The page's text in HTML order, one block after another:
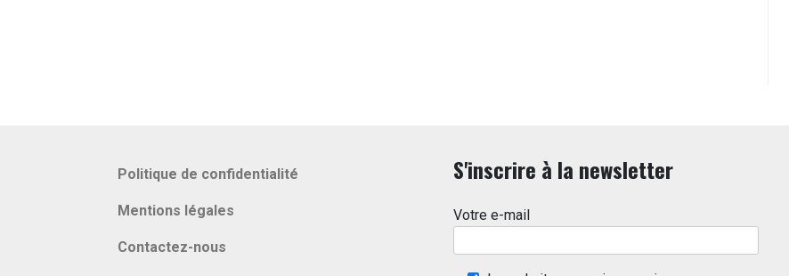
Politique de confidentialité
Mentions légales
Contactez-nous
S'inscrire à la newsletter
Votre e-mail